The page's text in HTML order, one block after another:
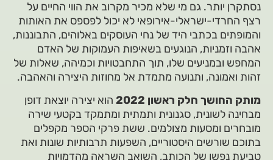
נסתקרן יותר. גם מי שלא מכיר מקרוב את הווי החיים על
רצף החרדי-ישראלי-אירופאי לא יכול לפספס את האותות
והמופתים בכתבי היד של נחי העוסקים באלוהים, התבוננות,
אהבה וזמניות, הנוגעים בשאיפות העמוקות של האדם
המחפש ובמניעים שלו, תוך התחבטויות וכמיהה, שאלות של
זהות ואמונה, ותנועה מתמדת אל מחוזות היצירה והאהבה.
מותק החושך חלק ראשון 2022
הוא יצירה יוצאת דופן
מבחינה לשונית, סגנונית ותמתית ומתמקד בקטעי שירה
מובחרים ומסעות מצולמים. ששת פרקי הספר מקפלים
בתוכם שורשים היסטוריים, השפעות תרבותיות שונות ואת
טביעת נפשו של הכותב, השואב השראה מהדמויות